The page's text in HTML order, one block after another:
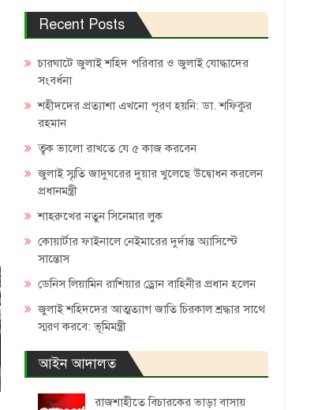
Recent Posts
চারঘাটে জুলাই শহিদ পরিবার ও জুলাই যোদ্ধাদের
সংবর্ধনা
শহীদদের প্রত্যাশা এখনো পূরণ হয়নি: ডা. শফিকুর
রহমান
ত্বক ভালো রাখতে যে ৫ কাজ করবেন
জুলাই স্মৃতি জাদুঘরের দুয়ার খুলেছে উদ্বোধন করলেন
প্রধানমন্ত্রী
শাহরুখের নতুন সিনেমার লুক
কোয়ার্টার ফাইনালে নেইমারের দুর্দান্ত অ্যাসিস্টে
সান্তোস
ডেনিস লিয়ামিন রাশিয়ার ড্রোন বাহিনীর প্রধান হলেন
জুলাই শহিদদের আত্মত্যাগ জাতি চিরকাল শ্রদ্ধার সাথে
স্মরণ করবে: ভূমিমন্ত্রী
আইন আদালত
রাজশাহীতে বিচারকের ভাড়া বাসায়